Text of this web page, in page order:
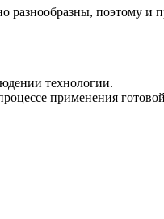
поэтому и
технологии.
применения